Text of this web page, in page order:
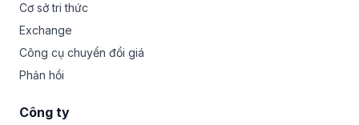
Cơ sở tri thức
Exchange
Công cụ chuyển đổi giá
Phản hồi
Công ty